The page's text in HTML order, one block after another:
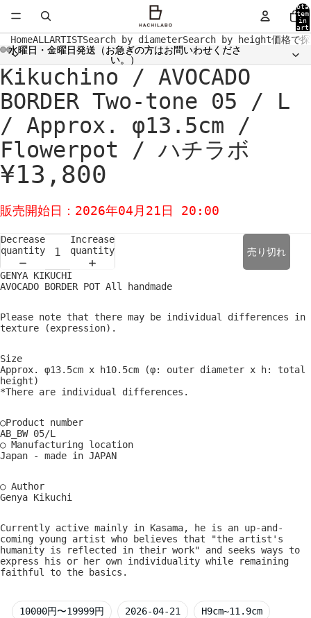
in
0
HomeALL ARTISTSearch by diameterSearch by height価格で
水曜日・金曜日発送（お急ぎの方はお問いわせくださ
い。）
水曜日・金曜日発送（お急ぎの方はお問いわせくださ
い。）
Open
image
in
full
screen
Open
image
in
full
screen
Open
image
in
full
screen
Open
image
in
full
screen
Open
image
in
full
screen
Open
image
in
full
screen
Open
image
in
full
screen
Open
image
in
full
screen
Kikuchino / AVOCADO
BORDER Two-tone 05 / L
/ Approx. φ13.5cm /
Flowerpot / ハチラボ
¥13,800
販売開始日：2026年04月21日 20:00
Decrease
quantity
Increase
quantity
売り切れ
GENYA KIKUCHI
AVOCADO BORDER POT All handmade
Please note that there may be individual differences in
texture (expression).
Size
Approx. φ13.5cm x h10.5cm (φ: outer diameter x h: total
height)
*There are individual differences.
○Product number
AB_BW 05/L
○ Manufacturing location
Japan - made in JAPAN
○ Author
Genya Kikuchi
Currently active mainly in Kasama, he is an up-and-
coming young artist who believes that "the artist's
humanity is reflected in their work" and seeks ways to
express his or her own individuality while remaining
faithful to the basics.
10000円〜19999円 2026-04-21 H9cm~11.9cm